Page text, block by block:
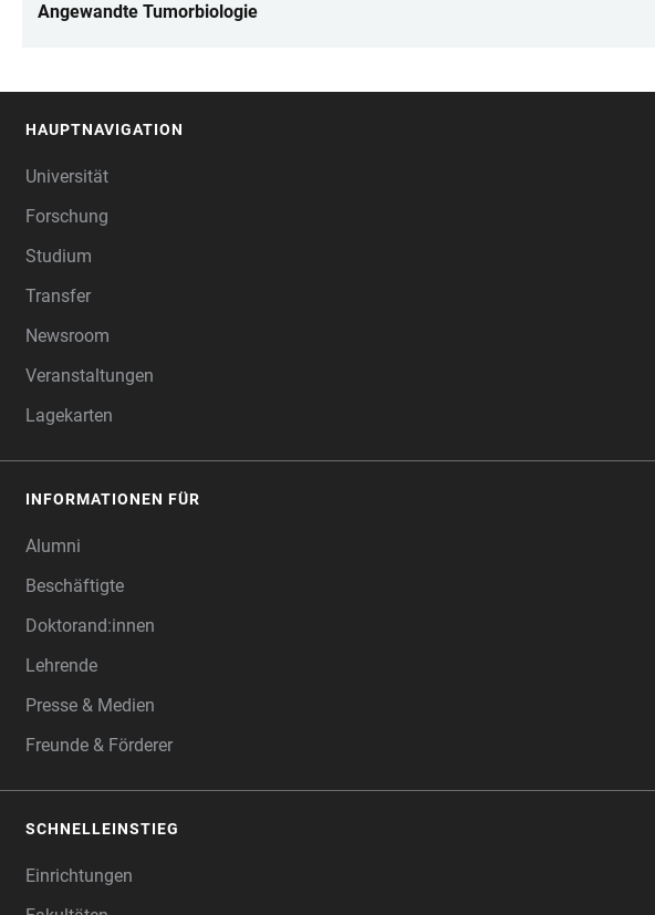
Angewandte Tumorbiologie
HAUPTNAVIGATION
Universität
Forschung
Studium
Transfer
Newsroom
Veranstaltungen
Lagekarten
INFORMATIONEN FÜR
Alumni
Beschäftigte
Doktorand:innen
Lehrende
Presse & Medien
Freunde & Förderer
SCHNELLEINSTIEG
Einrichtungen